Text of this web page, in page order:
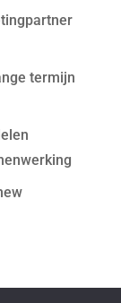
termijn